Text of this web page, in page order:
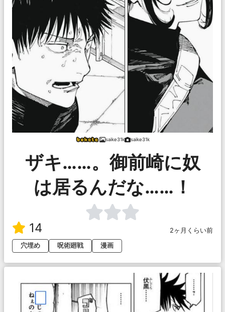
saike31k saike31k
ザキ……。御前崎に奴
は居るんだな……！
14
2ヶ月くらい前
穴埋め
呪術廻戦 漫画